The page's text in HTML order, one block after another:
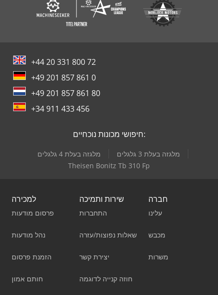
+44 20 331 800 72
+49 201 857 861 0
+49 201 857 861 80
+34 911 433 456
חיפושי מכונות נוכחיים:
מלגזה בעלת 4 גלגלים
מלגזה בעלת 3 גלגלים
Theisen Bonitz Tb 310 Fp
למכירה
פרסום מודעות
נהל מודעות
הזמנת פרסום
חותם אמון
שירות ותמיכה
התחברות
שאלות נפוצות/עזרה
יצירת קשר
חוזה קנייה לדוגמה
חברה
עלינו
מכבש
משרות